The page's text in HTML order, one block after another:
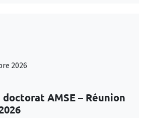
2026
AMSE – Réunion